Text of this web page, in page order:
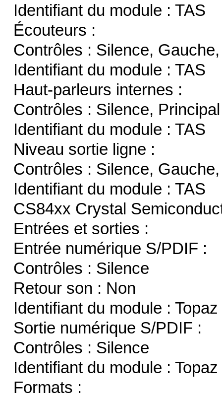
Identifiant du module : TAS
Écouteurs :
Contrôles : Silence,
Identifiant du module : TAS
Haut-parleurs internes :
Contrôles : Silence, Principal
Identifiant du module : TAS
Niveau sortie ligne :
Contrôles : Silence,
Identifiant du module : TAS
CS84xx Crystal
Entrées et sorties :
Entrée numérique S/PDIF :
Contrôles : Silence
Retour son : Non
Identifiant du module : Topaz
Sortie numérique S/PDIF :
Contrôles : Silence
Identifiant du module : Topaz
Formats :